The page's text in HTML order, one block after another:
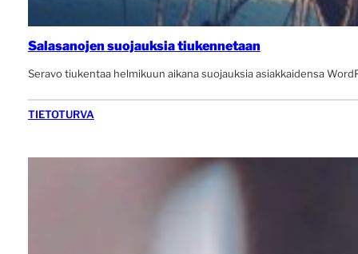
Salasanojen suojauksia tiukennetaan
Seravo tiukentaa helmikuun aikana suojauksia asiakkaidensa
TIETOTURVA